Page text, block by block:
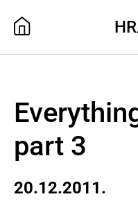
HR
part 3
20.12.2011.